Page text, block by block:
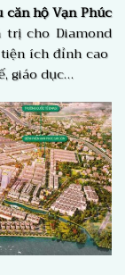
căn hộ Vạn Phúc
cho Diamond
ích đỉnh cao
giáo dục…